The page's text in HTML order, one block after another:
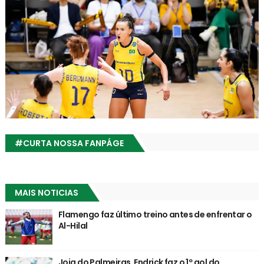
#CURTA NOSSA FANPÁGE
MAIS NOTICIAS
Flamengo faz último treino antes de enfrentar o
Al-Hilal